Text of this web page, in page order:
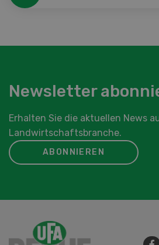
Newsletter
Erhalten Sie die aktuellen News
Landwirtschaftsbranche.
ABONNIEREN